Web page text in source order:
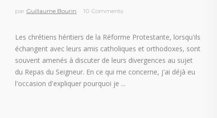
par Guillaume Bourin 10 Comments
Les chrétiens héritiers de la Réforme Protestante, lorsqu'ils
échangent avec leurs amis catholiques et orthodoxes, sont
souvent amenés à discuter de leurs divergences au sujet
du Repas du Seigneur. En ce qui me concerne, j'ai déjà eu
l'occasion d'expliquer pourquoi je